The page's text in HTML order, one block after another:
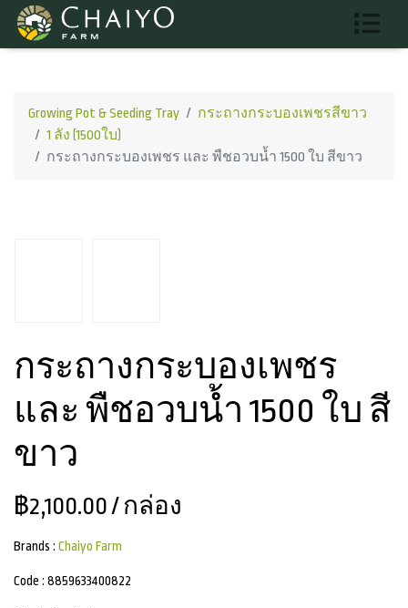
Growing Pot & Seeding Tray
กระถางกระบองเพชรสีขาว
1 ลัง (1500ใบ)
กระถางกระบองเพชร และ พืชอวบน้ำ 1500 ใบ สีขาว
กระถางกระบองเพชร
และ พืชอวบน้ำ 1500 ใบ สี
ขาว
฿2,100.00 / กล่อง
Brands : Chaiyo Farm
Code : 8859633400822